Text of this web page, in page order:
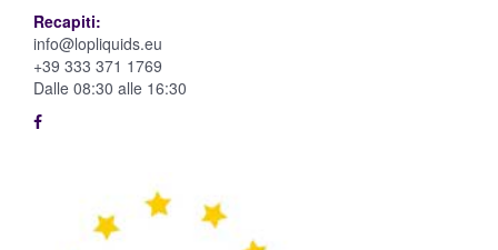
Recapiti:
info@lopliquids.eu
+39 333 371 1769
Dalle 08:30 alle 16:30